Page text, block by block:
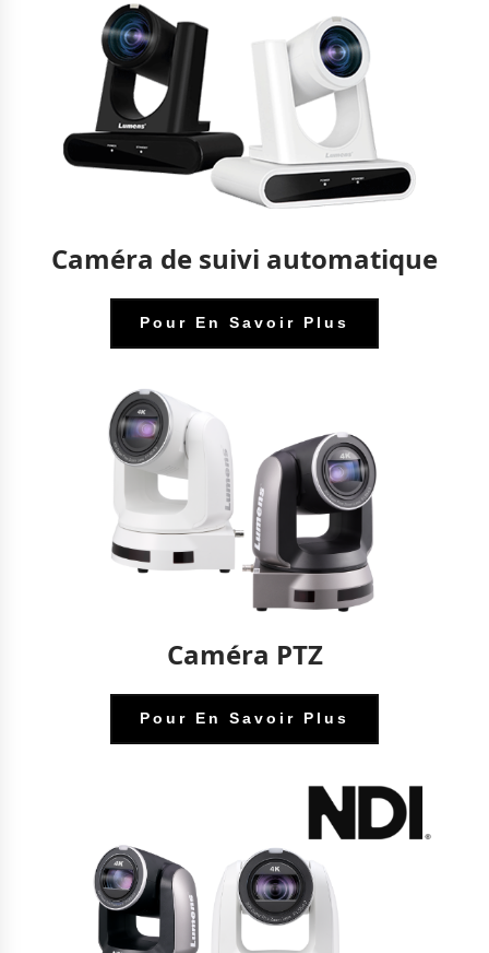
Caméra de suivi automatique
Pour En Savoir Plus
Caméra PTZ
Pour En Savoir Plus